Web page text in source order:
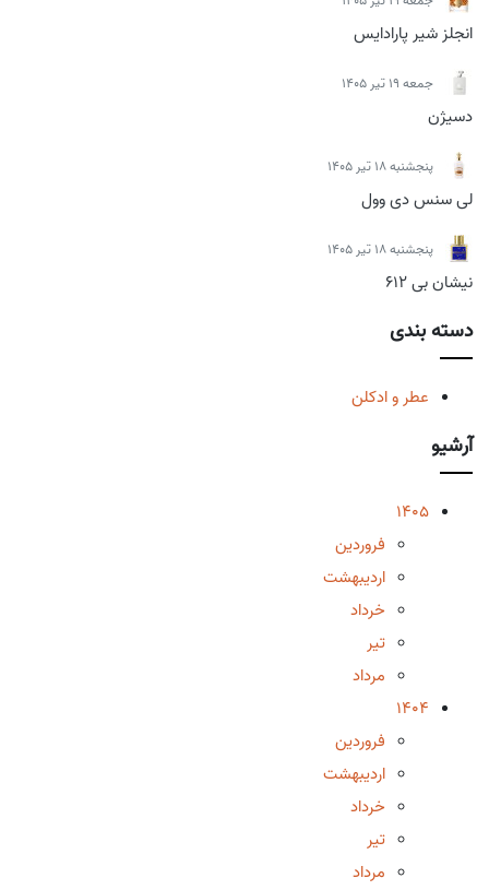
انجلز شیر پارادایس
جمعه 19 تیر 1405
دسیژن
پنجشنبه 18 تیر 1405
لی سنس دی وول
پنجشنبه 18 تیر 1405
نیشان بی 612
دسته بندی
عطر و ادکلن
آرشیو
1405
فروردین
اردیبهشت
خرداد
تیر
مرداد
1404
فروردین
اردیبهشت
خرداد
تیر
مرداد